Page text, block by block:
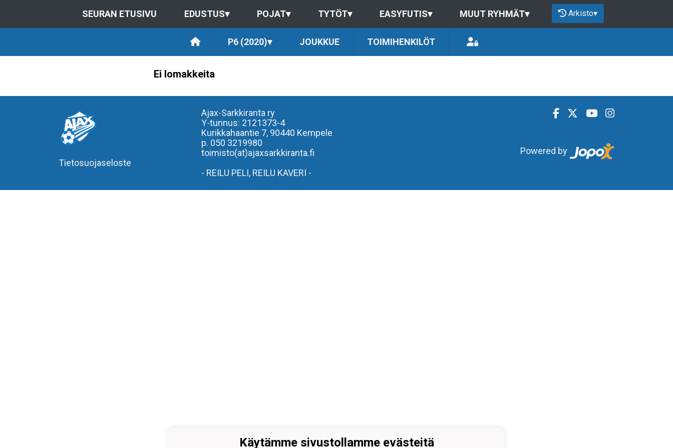
SEURAN ETUSIVU EDUSTUS▾ POJAT▾ TYTÖT▾ EASYFUTIS▾ MUUT RYHMÄT▾ Arkisto▾
P6 (2020)▾ JOUKKUE TOIMIHENKILÖT
Ei lomakkeita
Tietosuojaseloste
Ajax-Sarkkiranta ry
Y-tunnus: 2121373-4
Kurikkahaantie 7, 90440 Kempele
p. 050 3219980
toimisto(at)ajaxsarkkiranta.fi
- REILU PELI, REILU KAVERI -
Powered by
Käytämme sivustollamme evästeitä